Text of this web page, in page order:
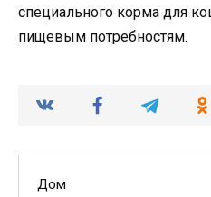
специального корма для
пищевым потребностям.
Дом